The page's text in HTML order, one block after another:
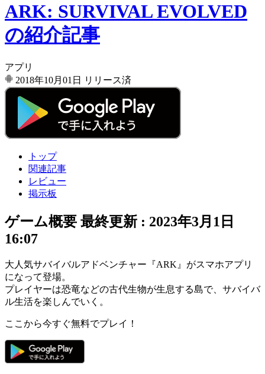
ARK: SURVIVAL EVOLVED
の紹介記事
アプリ
2018年10月01日
リリース済
トップ
関連記事
レビュー
掲示板
ゲーム概要 最終更新 : 2023年3月1日
16:07
大人気サバイバルアドベンチャー『ARK』 がスマホアプリ
になって登場。
プレイヤーは恐竜などの古代生物が生息する島で、 サバイバ
ル生活を楽しんでいく。
ここから今すぐ無料でプレイ！